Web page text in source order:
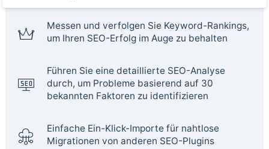
Messen und verfolgen Sie Keyword-Rankings,
um Ihren SEO-Erfolg im Auge zu behalten
Führen Sie eine detaillierte SEO-Analyse
durch, um Probleme basierend auf 30
bekannten Faktoren zu identifizieren
Einfache Ein-Klick-Importe für nahtlose
Migrationen von anderen SEO-Plugins